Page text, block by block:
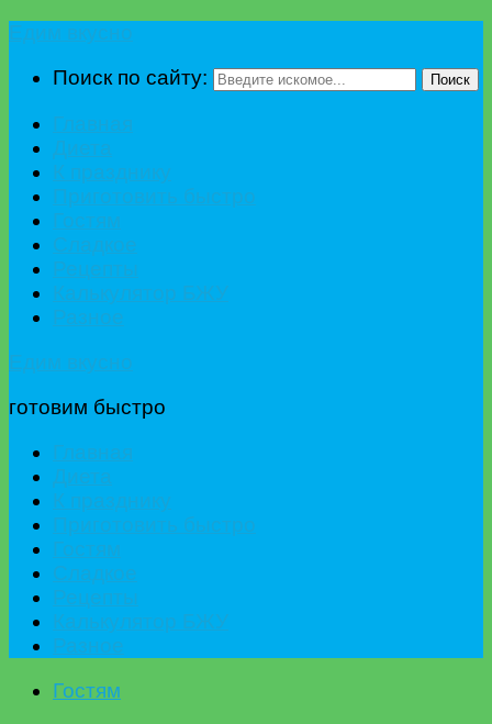
Поиск по сайту:
Поиск
готовим быстро
Гостям